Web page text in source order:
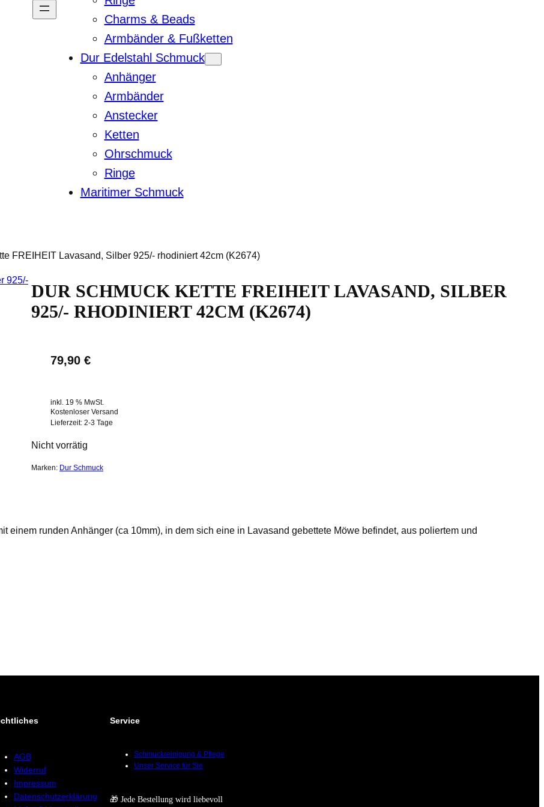
Charms & Beads
Armbänder & Fußketten
Dur Edelstahl Schmuck
Anhänger
Armbänder
Anstecker
Ketten
Ohrschmuck
Ringe
Maritimer Schmuck
FREIHEIT Lavasand, Silber 925/- rhodiniert 42cm (K2674)
DUR SCHMUCK KETTE FREIHEIT LAVASAND, SILBER
925/- RHODINIERT 42CM (K2674)
79,90 €
inkl. 19 % MwSt.
Kostenloser Versand
Lieferzeit: 2-3 Tage
Nicht vorrätig
Marken: Dur Schmuck
einem runden Anhänger (ca 10mm), in dem sich eine in Lavasand gebettete Möwe befindet, aus poliertem und
AGB
Widerruf
Impressum
Datenschutzerklärung
Service
Schmuckreinigung & Pflege
Unser Service für Sie
🎁 Jede Bestellung wird liebevoll